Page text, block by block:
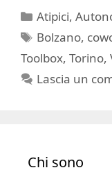
Categorie
Atipici,
Tag
Bolzano,
Toolbox, Torino,
Lascia un
Chi sono